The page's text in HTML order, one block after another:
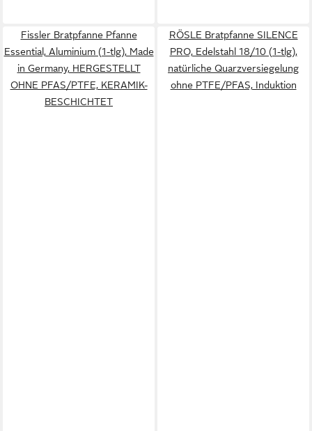
Fissler Bratpfanne Pfanne
Essential, Aluminium (1-tlg), Made
in Germany, HERGESTELLT
OHNE PFAS/PTFE, KERAMIK-
BESCHICHTET
RÖSLE Bratpfanne SILENCE
PRO, Edelstahl 18/10 (1-tlg),
natürliche Quarzversiegelung
ohne PTFE/PFAS, Induktion